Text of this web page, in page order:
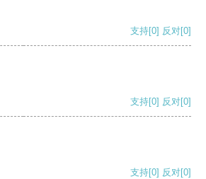
支持[0] 反对[0]
支持[0] 反对[0]
支持[0] 反对[0]